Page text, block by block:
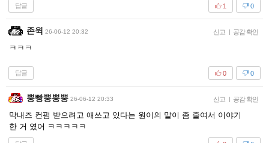
답글 0
1
존윅 26-06-12 20:32 신고 공감 확인
ㅋㅋㅋ
답글 0
0
뿡빵뿡뿡뿡 26-06-12 20:33 신고 공감 확인
막내즈 컨펌 받으려고 애쓰고 있다는 원이의 말이 좀 줄여서 이야기
한 거 였어 ㅋㅋㅋㅋㅋ